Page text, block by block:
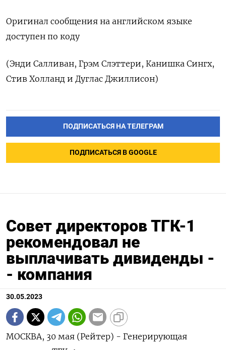
Оригинал сообщения на английском языке
доступен по коду
(Энди Салливан, Грэм Слэттери, Канишка Сингх,
Стив Холланд и Дуглас Джиллисон)
ПОДПИСАТЬСЯ НА ТЕЛЕГРАМ
ПОДПИСАТЬСЯ В GOOGLE
Совет директоров ТГК-1
рекомендовал не
выплачивать дивиденды -
- компания
30.05.2023
МОСКВА, 30 мая (Рейтер) - Генерирующая